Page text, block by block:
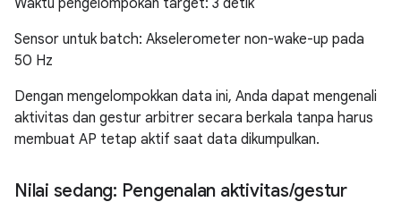
Waktu pengelompokan target: 3 detik
Sensor untuk batch: Akselerometer non-wake-up pada
50 Hz
Dengan mengelompokkan data ini, Anda dapat mengenali
aktivitas dan gestur arbitrer secara berkala tanpa harus
membuat AP tetap aktif saat data dikumpulkan.
Nilai sedang: Pengenalan aktivitas/gestur